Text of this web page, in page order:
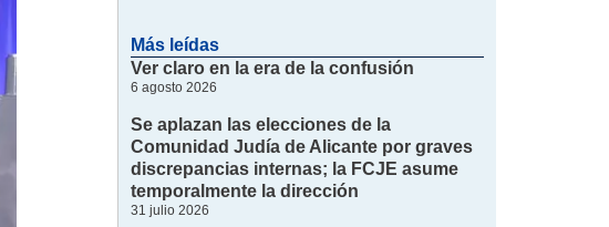
Más leídas
Ver claro en la era de la confusión
6 agosto 2026
Se aplazan las elecciones de la
Comunidad Judía de Alicante por graves
discrepancias internas; la FCJE asume
temporalmente la dirección
31 julio 2026